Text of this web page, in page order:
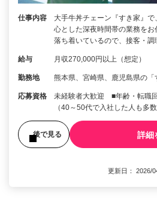
仕事内容
大手牛丼チェーン『すき家』
心とした深夜時間帯の業務を
落ち着いているので、接客・
給与 月収270,000円以上（想定）
勤務地 熊本県、宮崎県、鹿児島県の「
応募資格
未経験者大歓迎 ■年齢・転職
（40～50代で入社した人も多
後で見る 詳細
更新日： 2026/